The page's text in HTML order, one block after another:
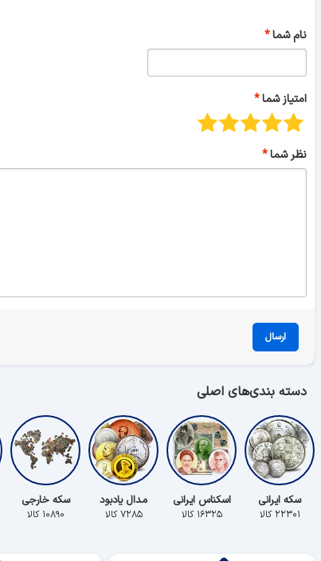
نام شما
امتیاز شما
نظر شما
ارسال
دسته بندی‌های اصلی
سکه ایرانی
۲۲۳۰۱ کالا
اسکناس ایرانی
۱۶۳۲۵ کالا
مدال یادبود
۷۲۸۵ کالا
سکه خارجی
۱۰۸۹۰ کالا